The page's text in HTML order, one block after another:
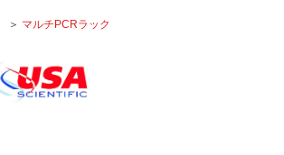
＞ マルチPCRラック